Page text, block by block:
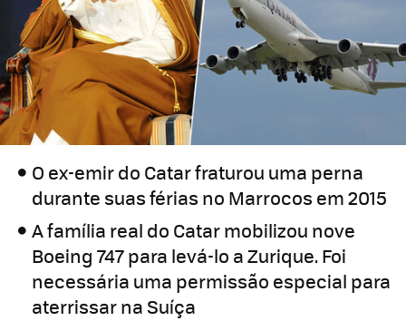
O ex-emir do Catar fraturou uma perna
durante suas férias no Marrocos em 2015
A família real do Catar mobilizou nove
Boeing 747 para levá-lo a Zurique. Foi
necessária uma permissão especial para
aterrissar na Suíça